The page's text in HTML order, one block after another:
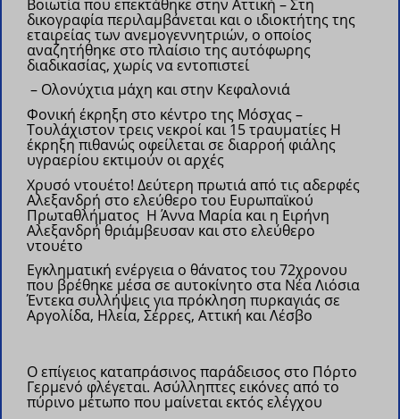
Βοιωτία που επεκτάθηκε στην Αττική – Στη
δικογραφία περιλαμβάνεται και ο ιδιοκτήτης της
εταιρείας των ανεμογεννητριών, ο οποίος
αναζητήθηκε στο πλαίσιο της αυτόφωρης
διαδικασίας, χωρίς να εντοπιστεί
– Ολονύχτια μάχη και στην Κεφαλονιά
Φονική έκρηξη στο κέντρο της Μόσχας –
Τουλάχιστον τρεις νεκροί και 15 τραυματίες Η
έκρηξη πιθανώς οφείλεται σε διαρροή φιάλης
υγραερίου εκτιμούν οι αρχές
Χρυσό ντουέτο! Δεύτερη πρωτιά από τις αδερφές
Αλεξανδρή στο ελεύθερο του Ευρωπαϊκού
Πρωταθλήματος Η Άννα Μαρία και η Ειρήνη
Αλεξανδρή θριάμβευσαν και στο ελεύθερο
ντουέτο
Εγκληματική ενέργεια ο θάνατος του 72χρονου
που βρέθηκε μέσα σε αυτοκίνητο στα Νέα Λιόσια
Έντεκα συλλήψεις για πρόκληση πυρκαγιάς σε
Αργολίδα, Ηλεία, Σέρρες, Αττική και Λέσβο
Ο επίγειος καταπράσινος παράδεισος στο Πόρτο
Γερμενό φλέγεται. Ασύλληπτες εικόνες από το
πύρινο μέτωπο που μαίνεται εκτός ελέγχου